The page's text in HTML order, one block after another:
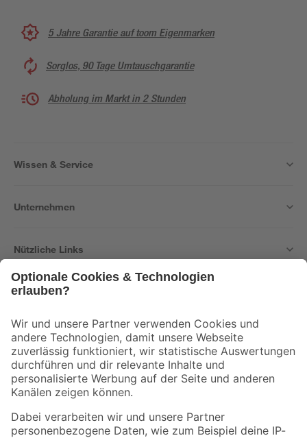
5 Jahre Garantie auf toom Eigenmarken
Sorglos, 90 Tage Umtauschgarantie
Abholung im Markt in 2 Stunden
Wissen & Service
Unternehmen
Nützliche Links
Der toom Newsletter: Keine Angebote und Aktionen mehr verpassen!
Zur Newsletter Anmeldung
Folge uns